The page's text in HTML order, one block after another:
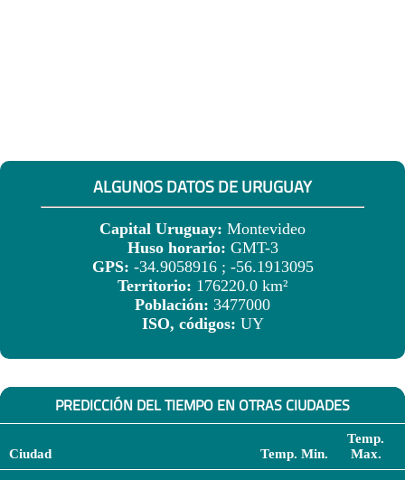
ALGUNOS DATOS DE URUGUAY
Capital Uruguay: Montevideo
Huso horario: GMT-3
GPS: -34.9058916 ; -56.1913095
Territorio: 176220.0 km²
Población: 3477000
ISO, códigos: UY
PREDICCIÓN DEL TIEMPO EN OTRAS CIUDADES
Ciudad Temp. Min.
Temp.
Max.